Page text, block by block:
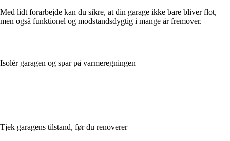
Med lidt forarbejde kan du sikre, at din garage ikke bare bliver flot,
men også funktionel og modstandsdygtig i mange år fremover.
Isolér garagen og spar på varmeregningen
Tjek garagens tilstand, før du renoverer